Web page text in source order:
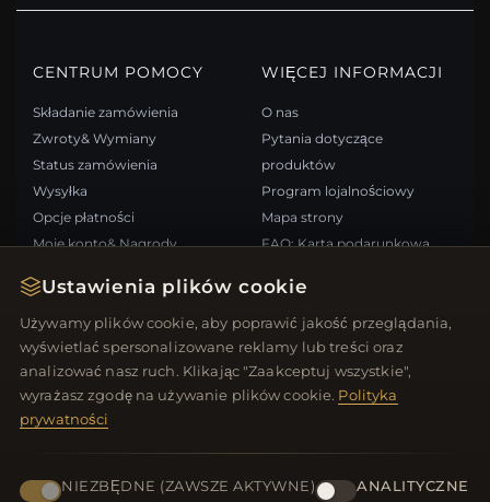
Ustawienia plików cookie
Używamy plików cookie, aby poprawić jakość przeglądania,
wyświetlać spersonalizowane reklamy lub treści oraz
analizować nasz ruch. Klikając "Zaakceptuj wszystkie",
wyrażasz zgodę na używanie plików cookie. Polityka
prywatności
NIEZBĘDNE (ZAWSZE AKTYWNE) ANALITYCZNE
CENTRUM POMOCY
Składanie zamówienia
Zwroty& Wymiany
Status zamówienia
Wysyłka
Opcje płatności
Moje konto& Nagrody
WIĘCEJ INFORMACJI
O nas
Pytania dotyczące
produktów
Program lojalnościowy
Mapa strony
FAQ: Karta podarunkowa
Wypisz się z newslettera
SZYBKIE LINKI
Nowe produkty
Oferty specjalne
Recenzje
ŚLEDŹ NAS